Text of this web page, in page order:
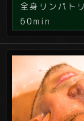
全身リンパト
60min